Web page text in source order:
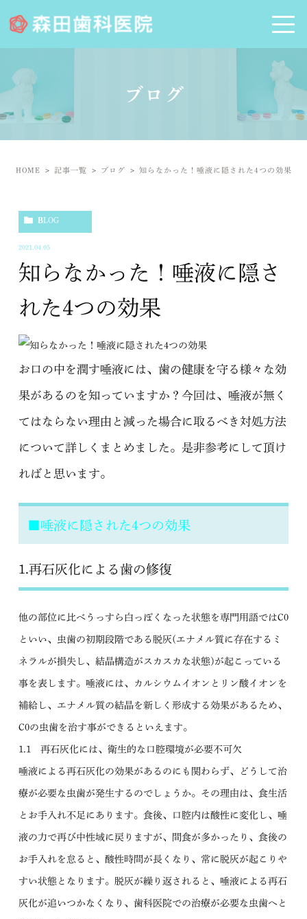
ブログ
HOME 記事一覧 ブログ 知らなかった！唾液に隠された4つの効果
BLOG
2021.04.05
知らなかった！唾液に隠さ
れた4つの効果
お口の中を潤す唾液には、歯の健康を守る様々な効
果があるのを知っていますか？今回は、唾液が無く
てはならない理由と減った場合に取るべき対処方法
について詳しくまとめました。是非参考にして頂け
ればと思います。
■唾液に隠された4つの効果
1.再石灰化による歯の修復
他の部位に比べうっすら白っぽくなった状態を専門用語ではC0
といい、虫歯の初期段階である脱灰(エナメル質に存在するミ
ネラルが損失し、結晶構造がスカスカな状態)が起こっている
事を表します。唾液には、カルシウムイオンとリン酸イオンを
補給し、エナメル質の結晶を新しく形成する効果があるため、
C0の虫歯を治す事ができるといえます。
1.1 再石灰化には、衛生的な口腔環境が必要不可欠
唾液による再石灰化の効果があるのにも関わらず、どうして治
療が必要な虫歯が発生するのでしょうか。その理由は、食生活
とお手入れ不足にあります。食後、口腔内は酸性に変化し、唾
液の力で再び中性域に戻りますが、間食が多かったり、食後の
お手入れを怠ると、酸性時間が長くなり、常に脱灰が起こりや
すい状態となります。脱灰が繰り返されると、唾液による再石
灰化が追いつかなくなり、歯科医院での治療が必要な虫歯へと